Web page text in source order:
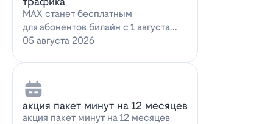
MAX станет бесплатным
для абонентов билайн с 1 августа
2026 года использование
05 августа 2026
акция пакет минут на 12 месяцев
акция пакет минут на 12 месяцев